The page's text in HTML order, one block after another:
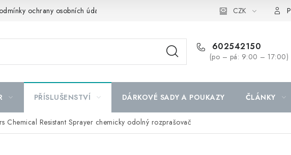
ochrany osobních údajů CZK
602542150
(po – pá: 9:00 – 17:00)
PŘÍSLUŠENSTVÍ DÁRKOVÉ SADY A POUKAZY ČLÁNKY
Chemical Resistant Sprayer chemicky odolný rozprašovač